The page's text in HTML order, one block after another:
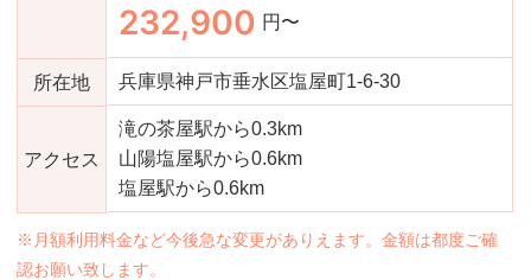
232,900 円〜
所在地 兵庫県神戸市垂水区塩屋町1-6-30
アクセス
滝の茶屋駅から0.3km
山陽塩屋駅から0.6km
塩屋駅から0.6km
※月額利用料金など今後急な変更がありえます。金額は都度ご確
認お願い致します。